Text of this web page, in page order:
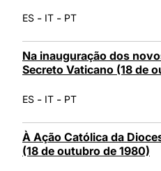
ES - IT - PT
Na inauguração dos
Secreto Vaticano (18 de
ES - IT - PT
À Ação Católica da
(18 de outubro de 1980)